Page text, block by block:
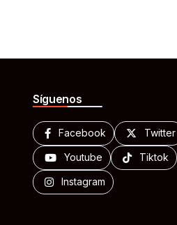
Síguenos
Facebook Twitter
Youtube Tiktok
Instagram